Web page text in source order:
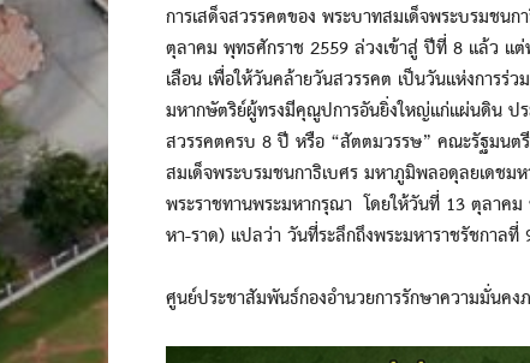
การเสด็จสวรรคตของ พระบาทสมเด็จพระบรมชน
ตุลาคม พุทธศักราช 2559 ล่วงเข้าสู่ ปีที่ 8 แล้ว แ
เลือน เพื่อให้วันคล้ายวันสวรรคต เป็นวันแห่งการ
มหากษัตริย์ผู้ทรงมีคุณูปการอันยิ่งใหญ่แก่แผ่นดิน ป
สวรรคตครบ 8 ปี หรือ “สัตตมวรรษ” คณะรัฐมน
สมเด็จพระบรมชนกาธิเบศร มหาภูมิพลอดุลยเดช
พระราชทานพระมหากรุณา โดยให้วันที่ 13 ตุลาค
หา-ราด) แปลว่า วันที่ระลึกถึงพระมหาราชรัชกาลที่
ศูนย์ประชาสัมพันธ์กองอำนวยการรักษาความมั่นคง